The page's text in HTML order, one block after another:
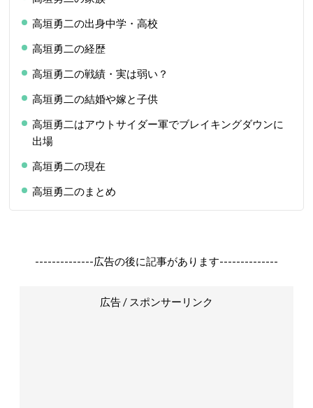
高垣勇二の出身中学・高校
高垣勇二の経歴
高垣勇二の戦績・実は弱い？
高垣勇二の結婚や嫁と子供
高垣勇二はアウトサイダー軍でブレイキングダウンに
出場
高垣勇二の現在
高垣勇二のまとめ
--------------広告の後に記事があります--------------
広告 / スポンサーリンク